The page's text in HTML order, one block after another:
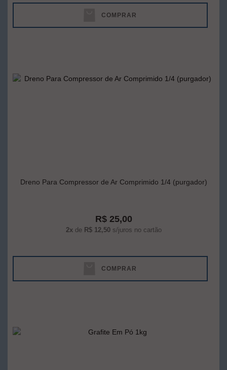
COMPRAR
Dreno Para Compressor de Ar Comprimido 1/4 (purgador)
R$ 25,00
2xde R$ 12,50s/juros no cartão
COMPRAR